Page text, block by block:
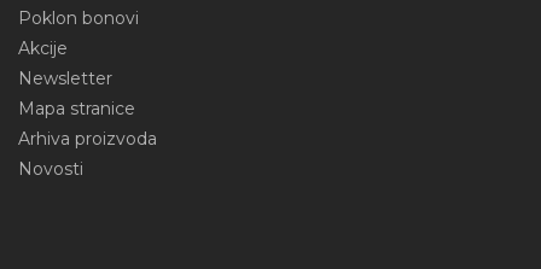
Poklon bonovi
Akcije
Newsletter
Mapa stranice
Arhiva proizvoda
Novosti